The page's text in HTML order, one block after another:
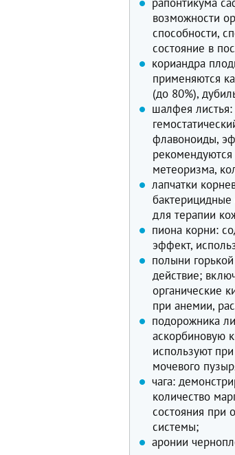
возможности
способности,
состояние в
кориандра
применяются
(до 80%),
шалфея листья:
флавоноиды,
метеоризма,
лапчатки
бактерицидные
для терапии
пиона корни:
эффект,
полыни
действие;
органические
при анемии,
подорожника
аскорбиновую
используют
мочевого
чага:
количество
состояния при
системы;
аронии